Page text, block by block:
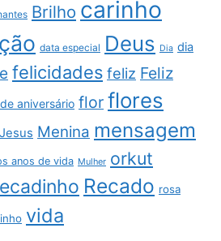
Brilho carinho
data especial Deus Dia dia
felicidades feliz Feliz
aniversário flor flores
Jesus Menina mensagem
anos de vida Mulher orkut
Recado rosa
vida